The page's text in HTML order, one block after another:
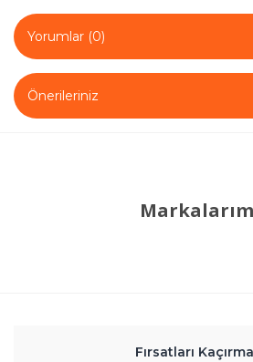
Yorumlar (0)
Önerileriniz
Fırsatları